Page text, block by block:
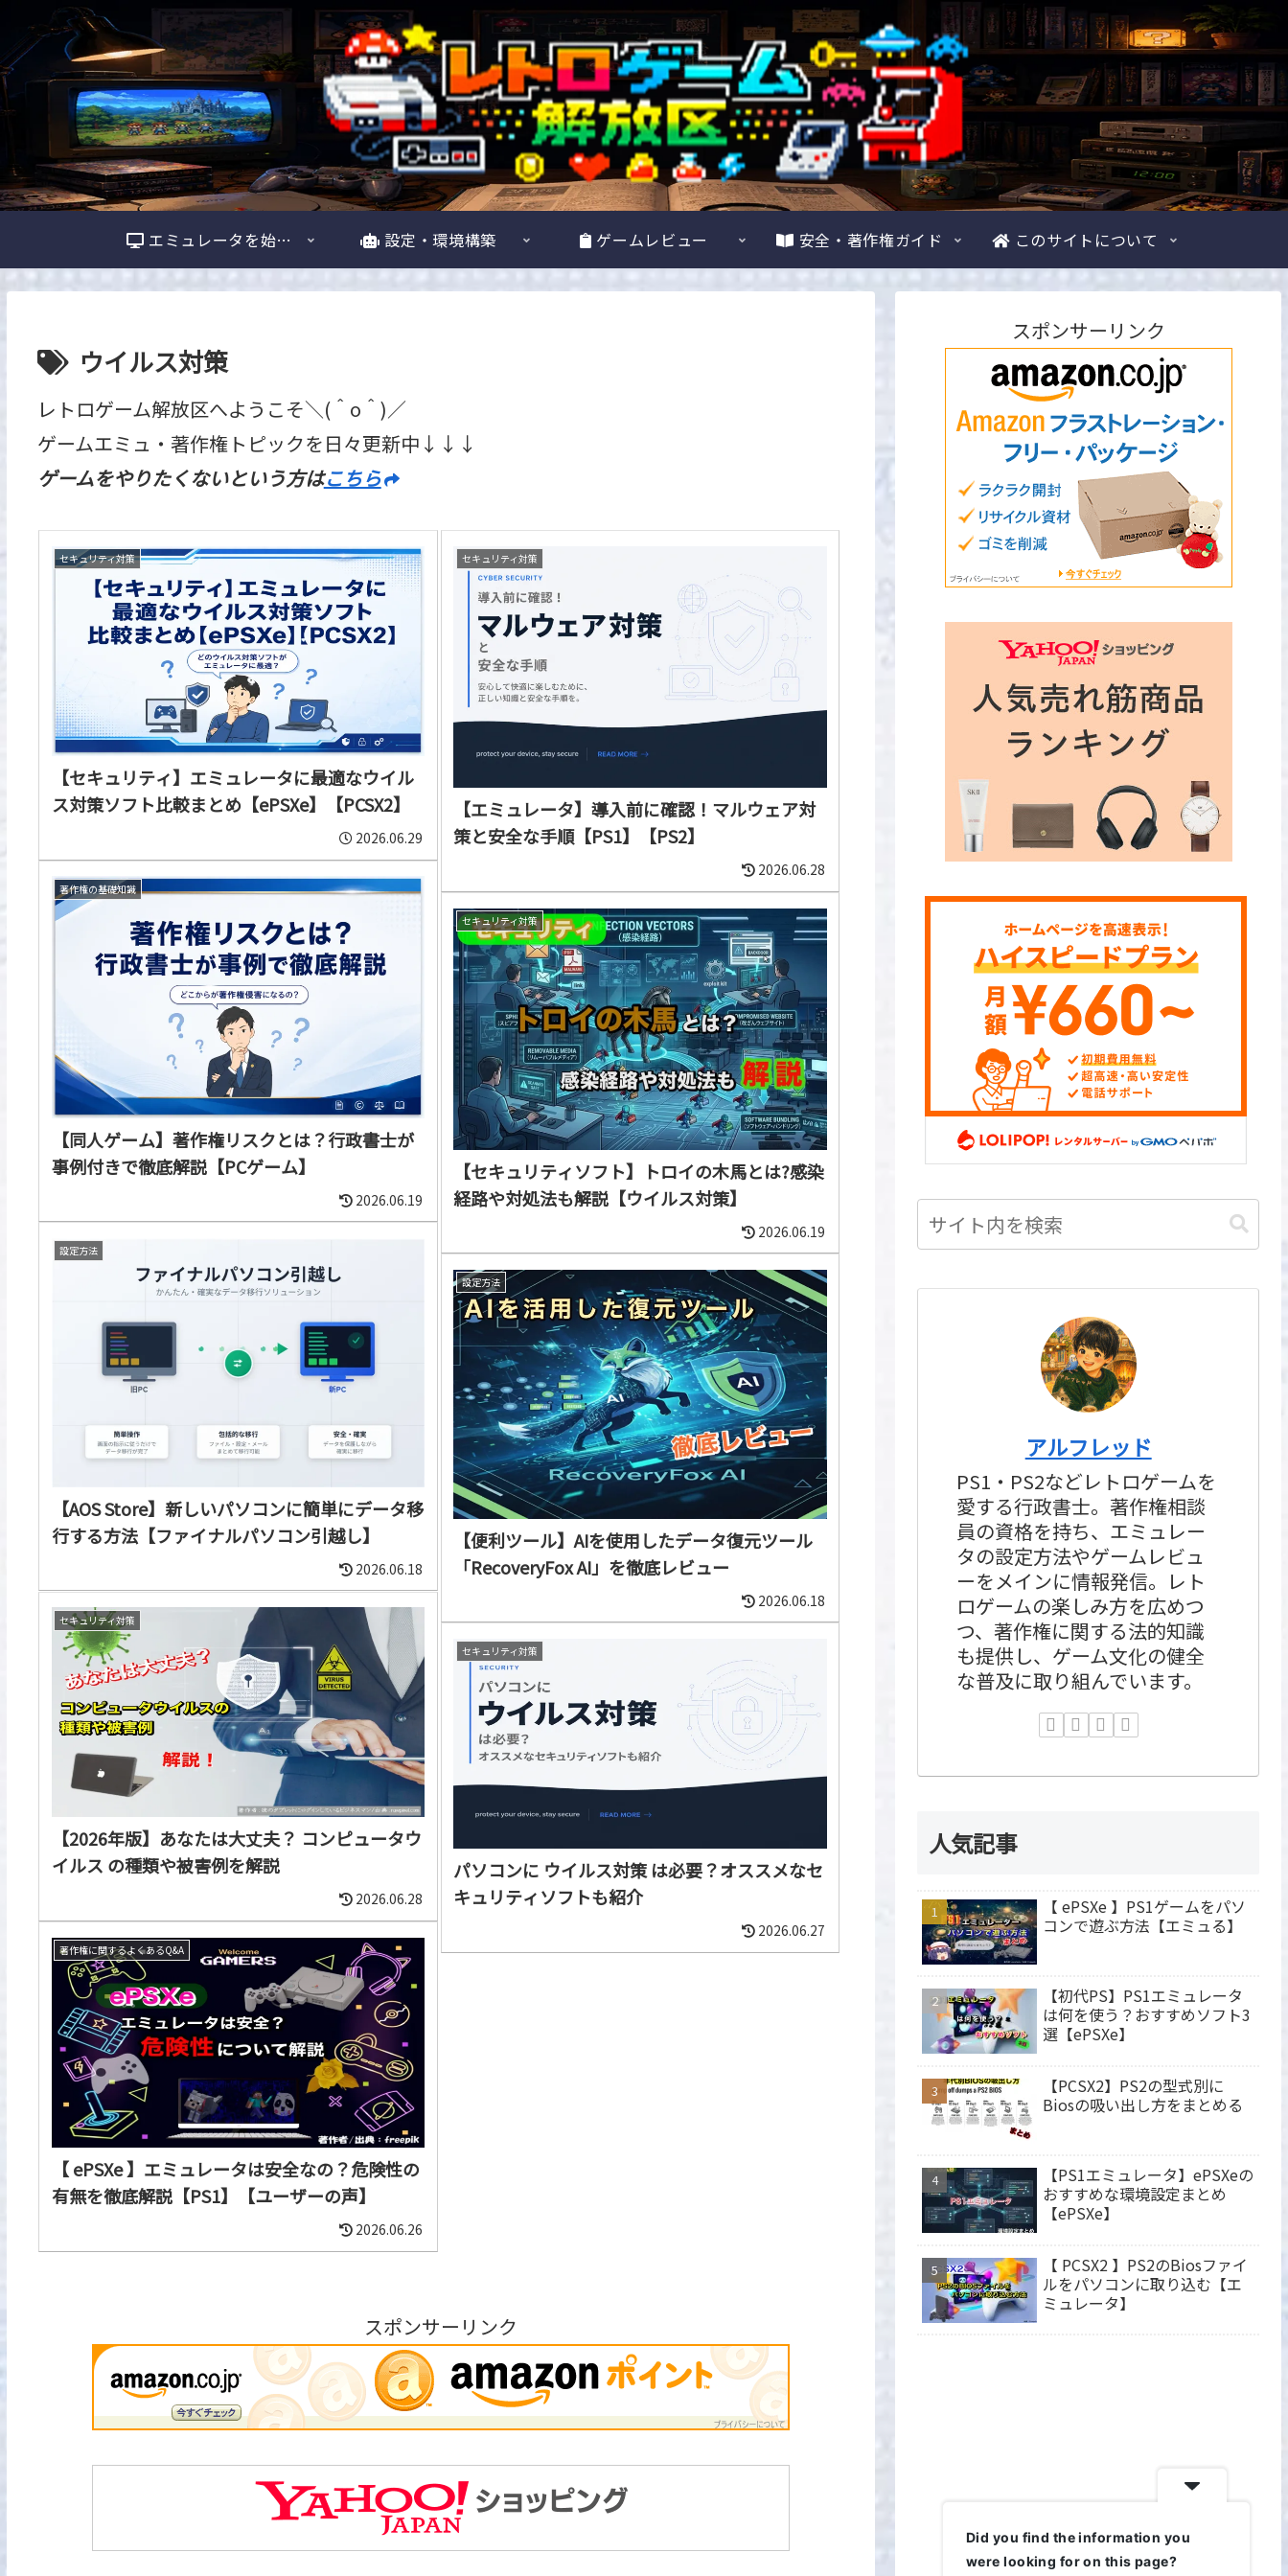
エミュレータを始める 設定・環境構築 ゲームレビュー 安全・著作権ガイド このサイトについて
ウイルス対策
レトロゲーム解放区へようこそ＼(＾o＾)／
ゲームエミュ・著作権トピックを日々更新中↓↓↓
ゲームをやりたくないという方はこちら
セキュリティ対策
【セキュリティ】エミュレータに最適なウイル
ス対策ソフト比較まとめ【ePSXe】【PCSX2】
2026.06.29
セキュリティ対策
【エミュレータ】導入前に確認！マルウェア対
策と安全な手順【PS1】【PS2】
2026.06.28
著作権の基礎知識
【同人ゲーム】著作権リスクとは？行政書士が
事例付きで徹底解説【PCゲーム】
2026.06.19
セキュリティ対策
【セキュリティソフト】トロイの木馬とは?感染
経路や対処法も解説【ウイルス対策】
2026.06.19
設定方法
【AOS Store】新しいパソコンに簡単にデータ移
行する方法【ファイナルパソコン引越し】
2026.06.18
設定方法
【便利ツール】AIを使用したデータ復元ツール
「RecoveryFox AI」を徹底レビュー
2026.06.18
セキュリティ対策
【2026年版】あなたは大丈夫？ コンピュータウ
イルス の種類や被害例を解説
2026.06.28
セキュリティ対策
パソコンに ウイルス対策 は必要？オススメなセ
キュリティソフトも紹介
2026.06.27
著作権に関するよくあるQ&A
【 ePSXe 】エミュレータは安全なの？危険性の
有無を徹底解説【PS1】【ユーザーの声】
2026.06.26
スポンサーリンク
スポンサーリンク
アルフレッド
PS1・PS2などレトロゲームを
愛する行政書士。著作権相談
員の資格を持ち、エミュレー
タの設定方法やゲームレビュ
ーをメインに情報発信。レト
ロゲームの楽しみ方を広めつ
つ、著作権に関する法的知識
も提供し、ゲーム文化の健全
な普及に取り組んでいます。
人気記事
【 ePSXe 】PS1ゲームをパソ
コンで遊ぶ方法【エミュる】
【初代PS】PS1エミュレータ
は何を使う？おすすめソフト3
選【ePSXe】
【PCSX2】PS2の型式別に
Biosの吸い出し方をまとめる
【PS1エミュレータ】ePSXeの
おすすめな環境設定まとめ
【ePSXe】
【 PCSX2 】PS2のBiosファイ
ルをパソコンに取り込む【エ
ミュレータ】
Did you find the information you
were looking for on this page?